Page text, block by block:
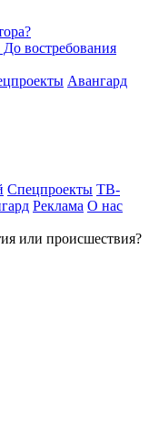
востребования
Авангард
Спецпроекты ТВ-
Реклама О нас
или происшествия?